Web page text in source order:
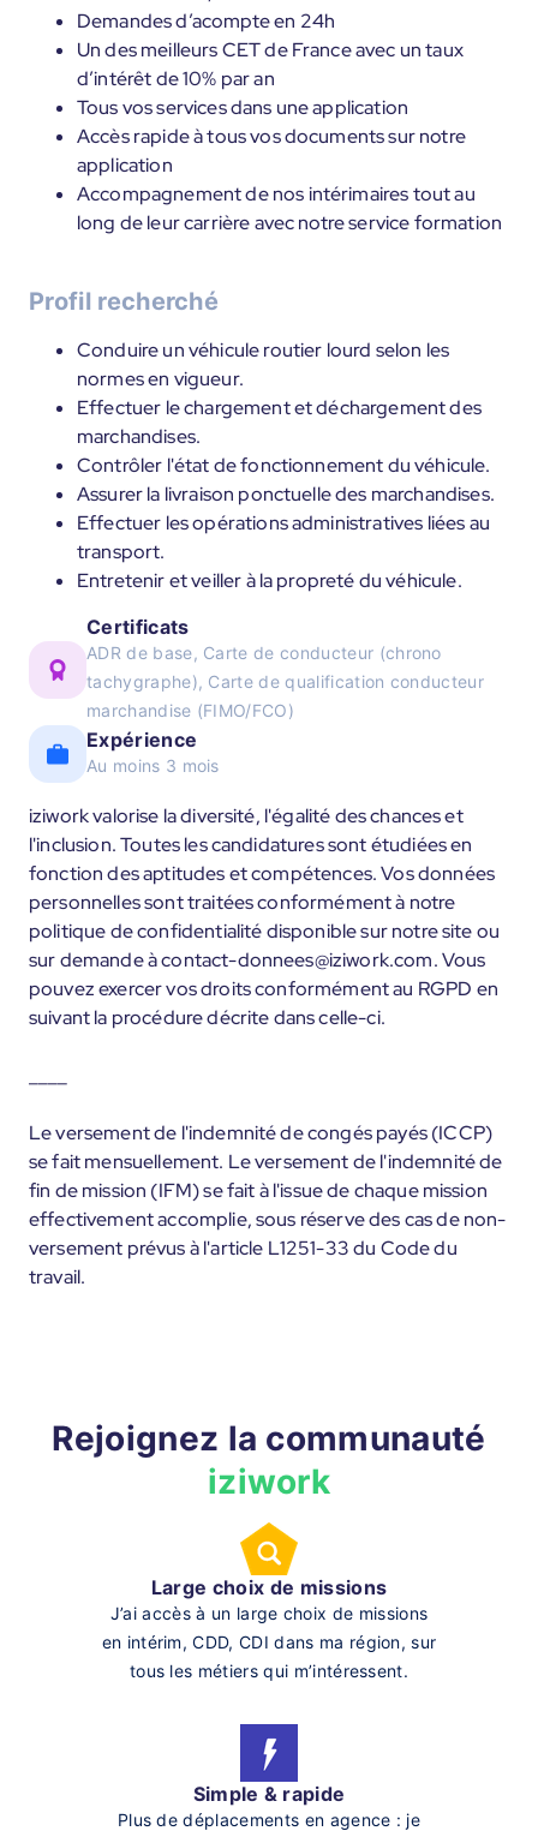
Demandes d’acompte en 24h
Un des meilleurs CET de France avec un taux
d’intérêt de 10% par an
Tous vos services dans une application
Accès rapide à tous vos documents sur notre
application
Accompagnement de nos intérimaires tout au
long de leur carrière avec notre service formation
Profil recherché
Conduire un véhicule routier lourd selon les
normes en vigueur.
Effectuer le chargement et déchargement des
marchandises.
Contrôler l'état de fonctionnement du véhicule.
Assurer la livraison ponctuelle des marchandises.
Effectuer les opérations administratives liées au
transport.
Entretenir et veiller à la propreté du véhicule.
Certificats
ADR de base, Carte de conducteur (chrono
tachygraphe), Carte de qualification conducteur
marchandise (FIMO/FCO)
Expérience
Au moins 3 mois
iziwork valorise la diversité, l'égalité des chances et
l'inclusion. Toutes les candidatures sont étudiées en
fonction des aptitudes et compétences. Vos données
personnelles sont traitées conformément à notre
politique de confidentialité disponible sur notre site ou
sur demande à contact-donnees@iziwork.com. Vous
pouvez exercer vos droits conformément au RGPD en
suivant la procédure décrite dans celle-ci.
Le versement de l'indemnité de congés payés (ICCP)
se fait mensuellement. Le versement de l'indemnité de
fin de mission (IFM) se fait à l'issue de chaque mission
effectivement accomplie, sous réserve des cas de non-
versement prévus à l'article L1251-33 du Code du
travail.
Rejoignez la communauté
iziwork
Large choix de missions
J’ai accès à un large choix de missions
en intérim, CDD, CDI dans ma région, sur
tous les métiers qui m’intéressent.
Simple & rapide
Plus de déplacements en agence : je